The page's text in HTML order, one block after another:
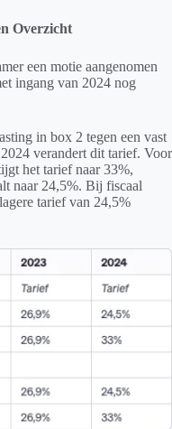
Overzicht
een motie aangenomen
ingang van 2024 nog
in box 2 tegen een vast
verandert dit tarief. Voor
het tarief naar 33%,
naar 24,5%. Bij fiscaal
tarief van 24,5%